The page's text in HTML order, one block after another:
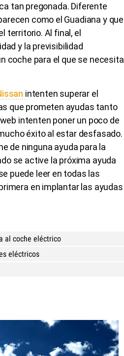
tan pregonada. Diferente
como el Guadiana y que
territorio. Al final, el
y la previsibilidad
coche para el que se necesita
intenten superar el
que prometen ayudas tanto
intenten poner un poco de
éxito al estar desfasado.
de ninguna ayuda para la
se active la próxima ayuda
puede leer en todas las
en implantar las ayudas
al coche eléctrico
eléctricos